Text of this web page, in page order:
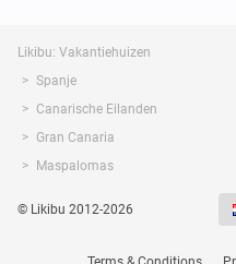
Likibu: Vakantiehuizen
Spanje
Canarische Eilanden
Gran Canaria
Maspalomas
© Likibu 2012-2026